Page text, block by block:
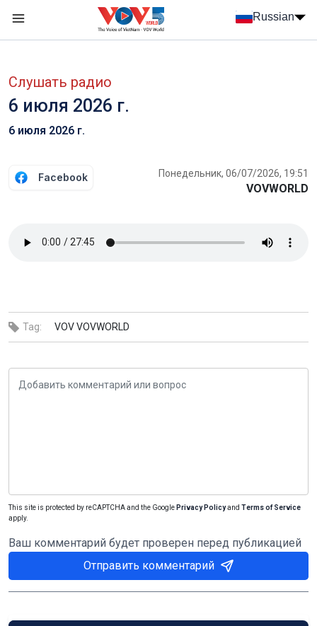
Russian
Слушать радио
6 июля 2026 г.
6 июля 2026 г.
Facebook Понедельник, 06/07/2026, 19:51
VOVWORLD
Tag: VOVVOVWORLD
This site is protected by reCAPTCHA and the Google Privacy Policyand Terms of Service
apply.
Ваш комментарий будет проверен перед публикацией
Отправить комментарий